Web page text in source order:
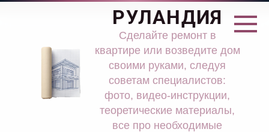
Перейти
РУЛАНДИЯ
Сделайте ремонт в
квартире или возведите дом
своими руками, следуя
советам специалистов:
фото, видео-инструкции,
теоретические материалы,
все про необходимые